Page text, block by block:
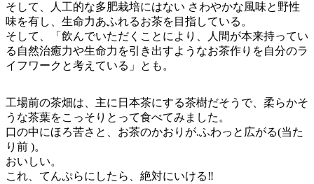
そして、人工的な多肥栽培にはない さわやかな風味と野性
味を有し、生命力あふれるお茶を目指している。
そして、「飲んでいただくことにより、人間が本来持ってい
る自然治癒力や生命力を引き出すようなお茶作りを自分のラ
イフワークと考えている」とも。
工場前の茶畑は、主に日本茶にする茶樹だそうで、柔らかそ
うな茶葉をこっそりとって食べてみました。
口の中にほろ苦さと、お茶のかおりが.ふわっと広がる(当た
り前 )。
おいしい。
これ、てんぷらにしたら、絶対にいける‼︎